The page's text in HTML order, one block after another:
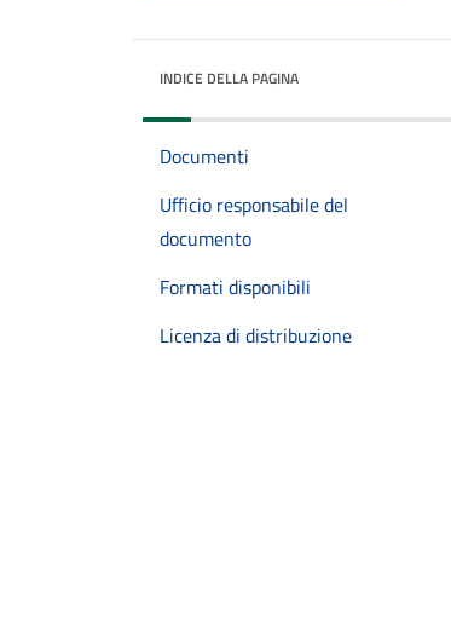
INDICE DELLA PAGINA
Documenti
Ufficio responsabile del
documento
Formati disponibili
Licenza di distribuzione